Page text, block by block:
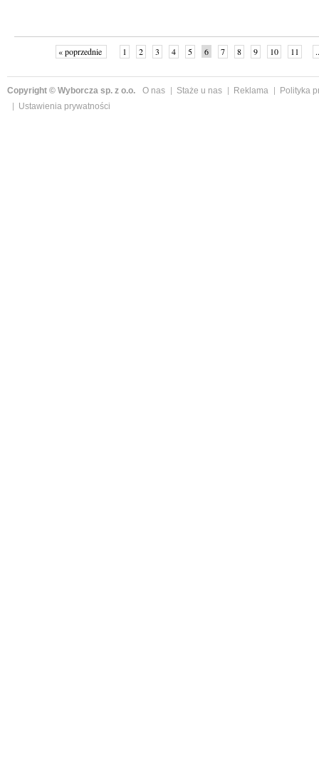
« poprzednie 1 2 3 4 5 6 7 8 9 10 11
Copyright © Wyborcza sp. z o.o. O nas Staże u nas Reklama
Polityka
Ustawienia prywatności